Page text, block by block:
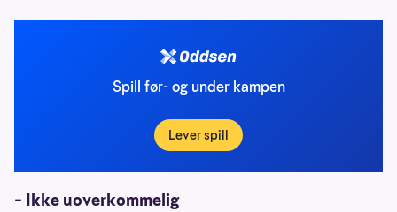
Spill før- og under kampen
Lever spill
– Ikke uoverkommelig